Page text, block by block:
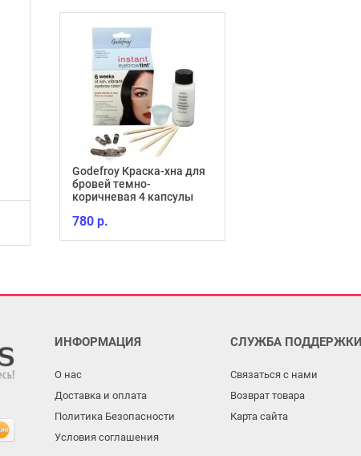
Godefroy Краска-хна для
бровей темно-
коричневая 4 капсулы
780 р.
ИНФОРМАЦИЯ
О нас
Доставка и оплата
Политика Безопасности
Условия соглашения
СЛУЖБА ПОДДЕРЖКИ
Связаться с нами
Возврат товара
Карта сайта